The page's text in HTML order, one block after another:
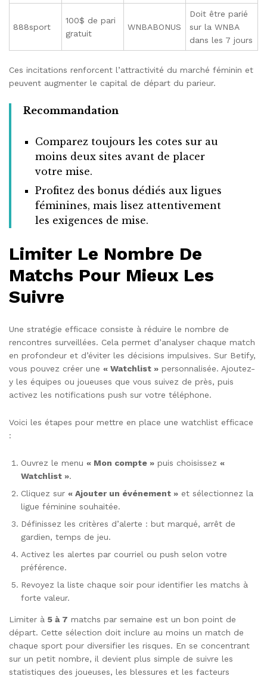
888sport
100$ de pari
gratuit
WNBABONUS
Doit être parié
sur la WNBA
dans les 7 jours
Ces incitations renforcent l’attractivité du marché féminin et
peuvent augmenter le capital de départ du parieur.
Recommandation
Comparez toujours les cotes sur au
moins deux sites avant de placer
votre mise.
Profitez des bonus dédiés aux ligues
féminines, mais lisez attentivement
les exigences de mise.
Limiter Le Nombre De
Matchs Pour Mieux Les
Suivre
Une stratégie efficace consiste à réduire le nombre de
rencontres surveillées. Cela permet d’analyser chaque match
en profondeur et d’éviter les décisions impulsives. Sur Betify,
vous pouvez créer une « Watchlist » personnalisée. Ajoutez-
y les équipes ou joueuses que vous suivez de près, puis
activez les notifications push sur votre téléphone.
Voici les étapes pour mettre en place une watchlist efficace
:
Ouvrez le menu « Mon compte » puis choisissez «
Watchlist ».
Cliquez sur « Ajouter un événement » et sélectionnez la
ligue féminine souhaitée.
Définissez les critères d’alerte : but marqué, arrêt de
gardien, temps de jeu.
Activez les alertes par courriel ou push selon votre
préférence.
Revoyez la liste chaque soir pour identifier les matchs à
forte valeur.
Limiter à 5 à 7 matchs par semaine est un bon point de
départ. Cette sélection doit inclure au moins un match de
chaque sport pour diversifier les risques. En se concentrant
sur un petit nombre, il devient plus simple de suivre les
statistiques des joueuses, les blessures et les facteurs